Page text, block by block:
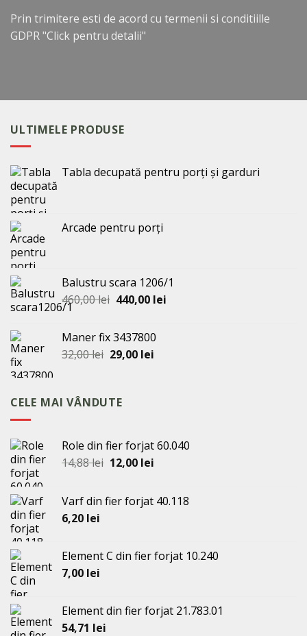
Prin trimitere esti de acord cu termenii si conditiille
GDPR"Click pentru detalii"
ULTIMELE PRODUSE
Tabla decupată pentru porți și garduri
Arcade pentru porți
Balustru scara 1206/1
460,00lei Prețul
fost:
460,00 lei.
440,00 leiPrețul
Maner fix 3437800
32,00lei Prețul
fost:
32,00 lei.
29,00 leiPrețul
CELE MAI VÂNDUTE
Role din fier forjat 60.040
14,88lei Prețul
fost:
12,00 leiPrețul
12,00 lei.
Varf din fier forjat 40.118
6,20 lei
Element C din fier forjat 10.240
7,00 lei
Element din fier forjat 21.783.01
54,71 lei